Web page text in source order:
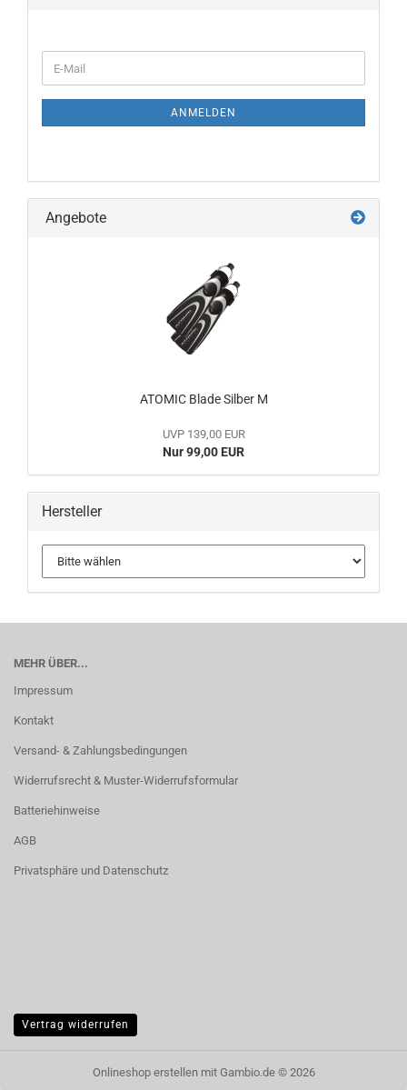
ZUR
E-
Mail
ANMELDEN
Angebote
ATOMIC Blade Silber M
UVP 139,00 EUR
Nur 99,00 EUR
Hersteller
MEHR ÜBER...
Impressum
Kontakt
Versand- & Zahlungsbedingungen
Widerrufsrecht & Muster-Widerrufsformular
Batteriehinweise
AGB
Privatsphäre und Datenschutz
Vertrag widerrufen
Onlineshop erstellenmit Gambio.de © 2026